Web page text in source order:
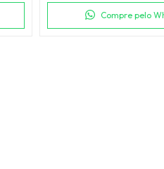
Compre pelo